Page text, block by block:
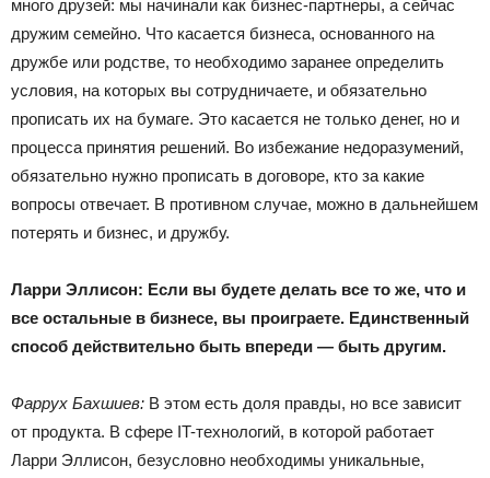
много друзей: мы начинали как бизнес-партнеры, а сейчас
дружим семейно. Что касается бизнеса, основанного на
дружбе или родстве, то необходимо заранее определить
условия, на которых вы сотрудничаете, и обязательно
прописать их на бумаге. Это касается не только денег, но и
процесса принятия решений. Во избежание недоразумений,
обязательно нужно прописать в договоре, кто за какие
вопросы отвечает. В противном случае, можно в дальнейшем
потерять и бизнес, и дружбу.
Ларри Эллисон: Если вы будете делать все то же, что и
все остальные в бизнесе, вы проиграете. Единственный
способ действительно быть впереди — быть другим.
Фаррух Бахшиев: В этом есть доля правды, но все зависит
от продукта. В сфере IT-технологий, в которой работает
Ларри Эллисон, безусловно необходимы уникальные,